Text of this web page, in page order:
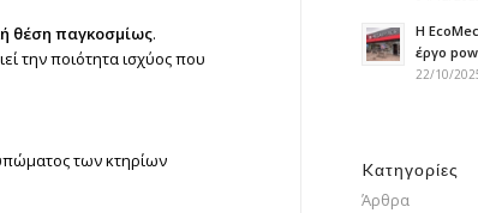
θέση παγκοσμίως.
την ποιότητα ισχύος που
των κτηρίων
H
έργο
22/10/
Kατηγορίες
Άρθρα